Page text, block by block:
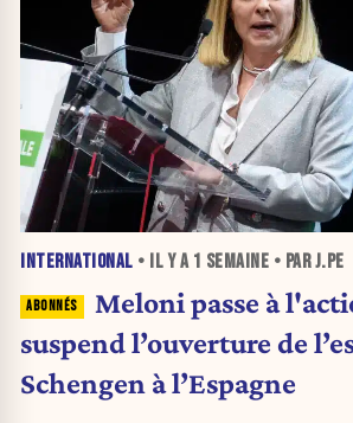
INTERNATIONAL • IL Y A 1 SEMAINE • PAR J.PE
Meloni passe à
suspend l’ouverture de
Schengen à l’Espagne